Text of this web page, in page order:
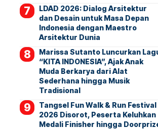
LDAD 2026: Dialog Arsitektur
dan Desain untuk Masa Depan
Indonesia dengan Maestro
Arsitektur Dunia
Marissa Sutanto Luncurkan
“KITA INDONESIA”, Ajak Anak
Muda Berkarya dari Alat
Sederhana hingga Musik
Tradisional
Tangsel Fun Walk & Run Festival
2026 Disorot, Peserta Keluhkan
Medali Finisher hingga